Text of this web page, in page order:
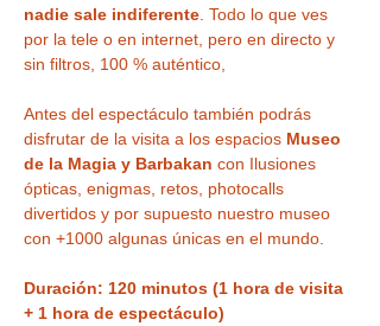
nadie sale indiferente . Todo lo que ves
por la tele o en internet, pero en directo y
sin filtros, 100 % auténtico,
Antes del espectáculo también podrás
disfrutar de la visita a los espacios Museo
de la Magia y Barbakan con Ilusiones
ópticas, enigmas, retos, photocalls
divertidos y por supuesto nuestro museo
con +1000 algunas únicas en el mundo.
Duración: 120 minutos (1 hora de visita
+ 1 hora de espectáculo)